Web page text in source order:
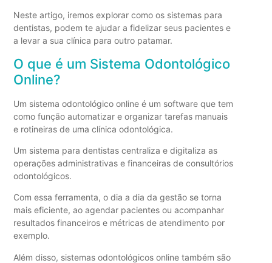
Neste artigo, iremos explorar como os sistemas para
dentistas, podem te ajudar a fidelizar seus pacientes e
a levar a sua clínica para outro patamar.
O que é um Sistema Odontológico
Online?
Um sistema odontológico online é um software que tem
como função automatizar e organizar tarefas manuais
e rotineiras de uma clínica odontológica.
Um sistema para dentistas centraliza e digitaliza as
operações administrativas e financeiras de consultórios
odontológicos.
Com essa ferramenta, o dia a dia da gestão se torna
mais eficiente, ao agendar pacientes ou acompanhar
resultados financeiros e métricas de atendimento por
exemplo.
Além disso, sistemas odontológicos online também são